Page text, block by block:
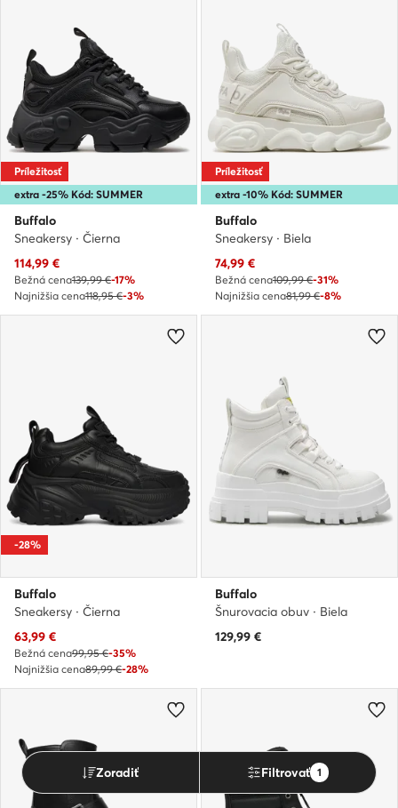
extra -25% Kód: SUMMER
Príležitosť
Buffalo
Sneakersy · Čierna
Aktuálna cena
114,99 €
Bežná cena139,99 €-17%
Najnižšia cena118,95 €-3%
extra -10% Kód: SUMMER
Príležitosť
Buffalo
Sneakersy · Biela
Aktuálna cena
74,99 €
Bežná cena109,99 €-31%
Najnižšia cena81,99 €-8%
-28%
Buffalo
Sneakersy · Čierna
Aktuálna cena
63,99 €
Bežná cena99,95 €-35%
Najnižšia cena89,99 €-28%
Buffalo
Šnurovacia obuv · Biela
129,99 €
Zoradiť Filtrovať 1